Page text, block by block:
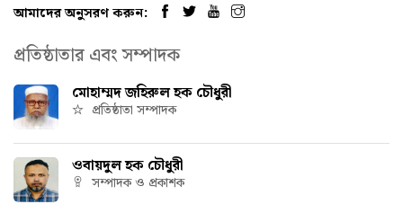
আমাদের অনুসরণ করুন:
প্রতিষ্ঠাতার এবং সম্পাদক
মোহাম্মদ জহিরুল হক চৌধুরী
প্রতিষ্ঠাতা সম্পাদক
ওবায়দুল হক চৌধুরী
সম্পাদক ও প্রকাশক